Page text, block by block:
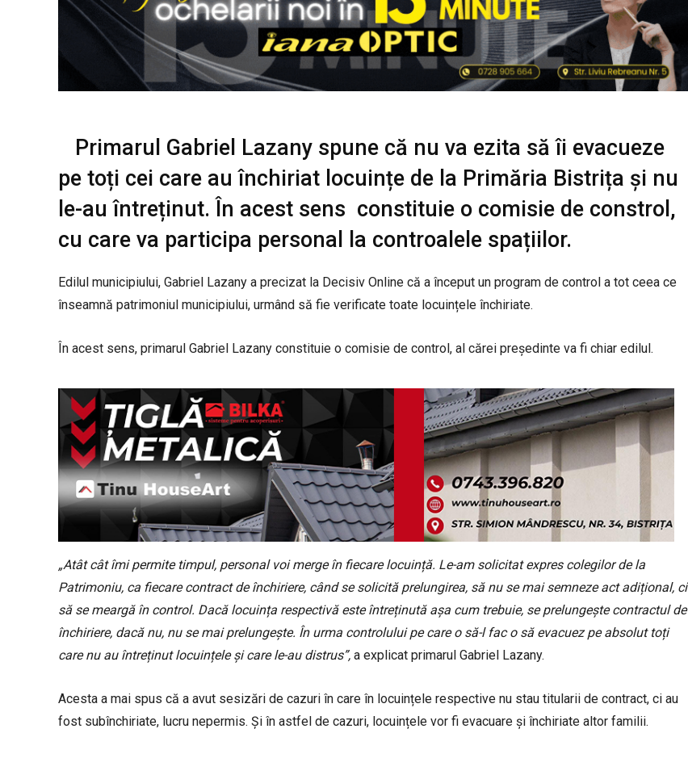
Primarul Gabriel Lazany spune că nu va ezita să îi evacueze
pe toți cei care au închiriat locuințe de la Primăria Bistrița și nu
le-au întreținut. În acest sens constituie o comisie de constrol,
cu care va participa personal la controalele spațiilor.
Edilul municipiului, Gabriel Lazany a precizat la Decisiv Online că a început un program de control a tot ceea ce
înseamnă patrimoniul municipiului, urmând să fie verificate toate locuințele închiriate.
În acest sens, primarul Gabriel Lazany constituie o comisie de control, al cărei președinte va fi chiar edilul.
„Atât cât îmi permite timpul, personal voi merge în fiecare locuință. Le-am solicitat expres colegilor de la
Patrimoniu, ca fiecare contract de închiriere, când se solicită prelungirea, să nu se mai semneze act adițional, ci
să se meargă în control. Dacă locuința respectivă este întreținută așa cum trebuie, se prelungește contractul de
închiriere, dacă nu, nu se mai prelungește. În urma controlului pe care o să-l fac o să evacuez pe absolut toți
care nu au întreținut locuințele și care le-au distrus”, a explicat primarul Gabriel Lazany.
Acesta a mai spus că a avut sesizări de cazuri în care în locuințele respective nu stau titularii de contract, ci au
fost subînchiriate, lucru nepermis. Și în astfel de cazuri, locuințele vor fi evacuare și închiriate altor familii.